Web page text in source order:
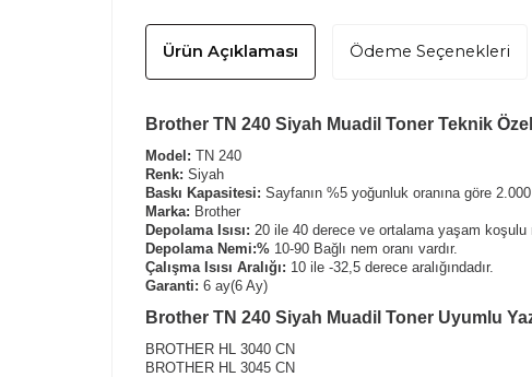
Ürün Açıklaması Ödeme Seçenekleri
Brother TN 240 Siyah Muadil Toner Teknik
Model: TN 240
Renk: Siyah
Baskı Kapasitesi: Sayfanın %5 yoğunluk oranına göre
Marka: Brother
Depolama Isısı: 20 ile 40 derece ve ortalama yaşam koşulu
Depolama Nemi:% 10-90 Bağlı nem oranı vardır.
Çalışma Isısı Aralığı: 10 ile -32,5 derece aralığındadır.
Garanti: 6 ay(6 Ay)
Brother TN 240 Siyah Muadil Toner Uyumlu
BROTHER HL 3040 CN
BROTHER HL 3045 CN